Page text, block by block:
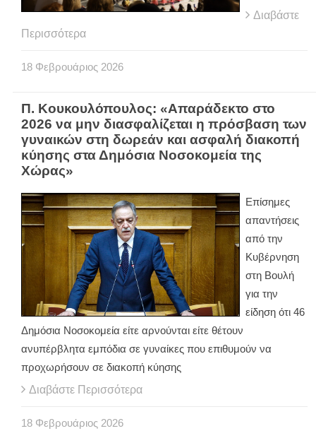
Διαβάστε
Περισσότερα
18 Φεβρουάριος 2026
Π. Κουκουλόπουλος: «Απαράδεκτο στο
2026 να μην διασφαλίζεται η πρόσβαση των
γυναικών στη δωρεάν και ασφαλή διακοπή
κύησης στα Δημόσια Νοσοκομεία της
Χώρας»
Επίσημες
απαντήσεις
από την
Κυβέρνηση
στη Βουλή
για την
είδηση ότι 46
Δημόσια Νοσοκομεία είτε αρνούνται είτε θέτουν
ανυπέρβλητα εμπόδια σε γυναίκες που επιθυμούν να
προχωρήσουν σε διακοπή κύησης
Διαβάστε Περισσότερα
18 Φεβρουάριος 2026